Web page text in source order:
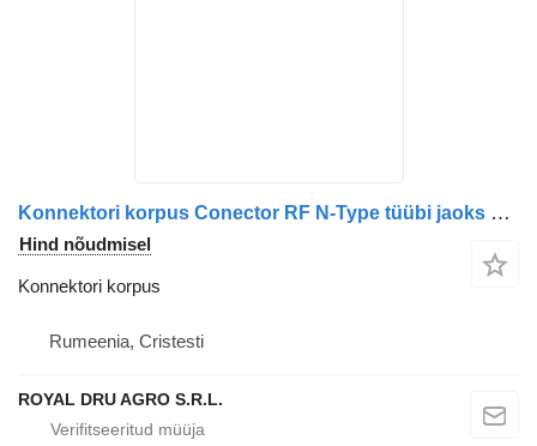
Konnektori korpus Conector RF N-Type tüübi jaoks veoauto
Hind nõudmisel
Konnektori korpus
Rumeenia, Cristesti
ROYAL DRU AGRO S.R.L.